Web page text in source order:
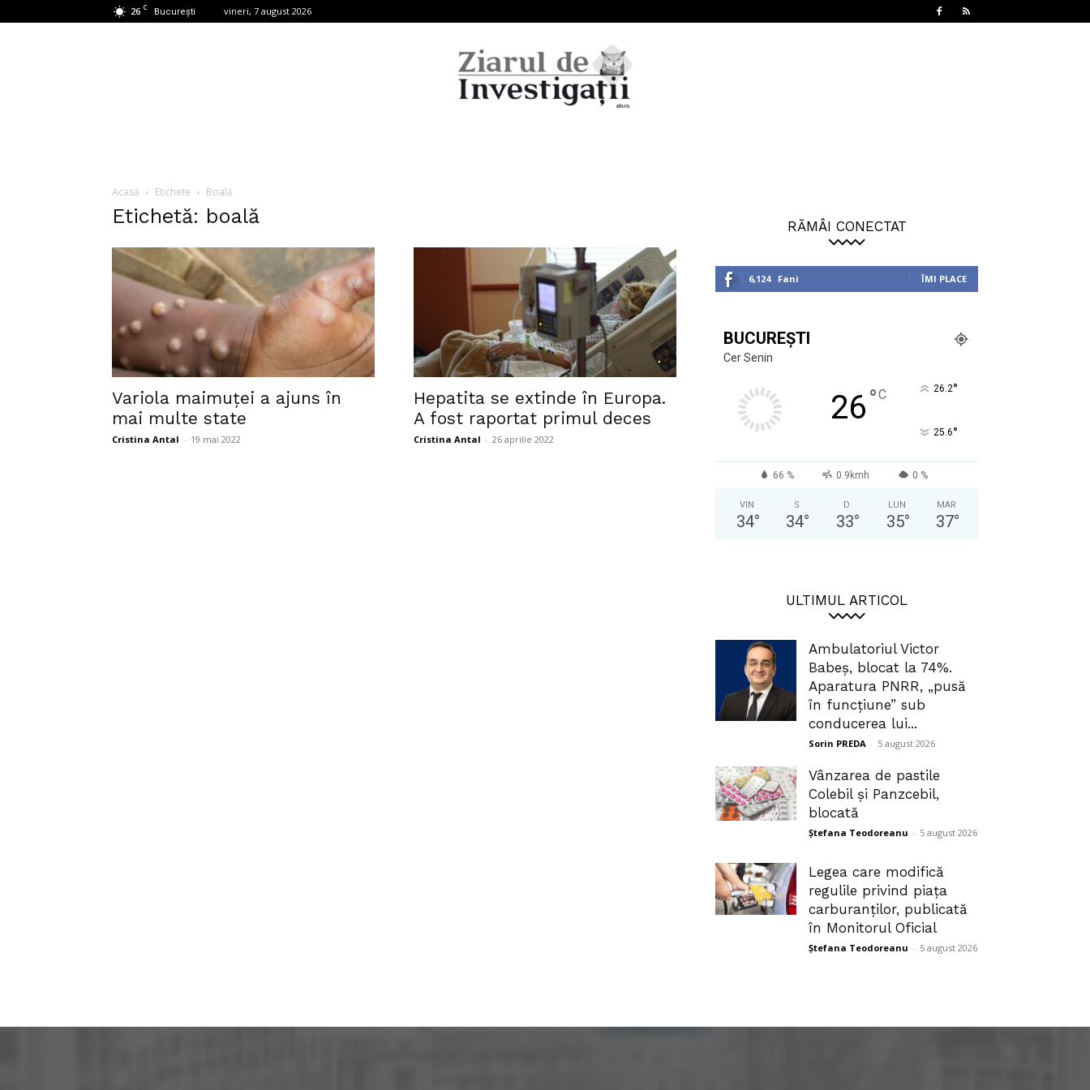
26 C București vineri, 7 august 2026
de
Investigații
Acasă Etichete Boală
Etichetă: boală
Variola maimuţei a ajuns în
mai multe state
Cristina Antal - 19 mai 2022
Hepatita se extinde în Europa.
A fost raportat primul deces
Cristina Antal - 26 aprilie 2022
RĂMÂI CONECTAT
6,124 Fani ÎMI PLACE
BUCUREȘTI
Cer Senin
26°C 26.2°
25.6°
66 % 0.9kmh 0 %
VIN
34°
S
34°
D
33°
LUN
35°
MAR
37°
ULTIMUL ARTICOL
Ambulatoriul Victor
Babeș, blocat la 74%.
Aparatura PNRR, „pusă
în funcțiune” sub
conducerea lui...
Sorin PREDA - 5 august 2026
Vânzarea de pastile
Colebil și Panzcebil,
blocată
Ștefana Teodoreanu - 5 august 2026
Legea care modifică
regulile privind piața
carburanților, publicată
în Monitorul Oficial
Ștefana Teodoreanu - 5 august 2026